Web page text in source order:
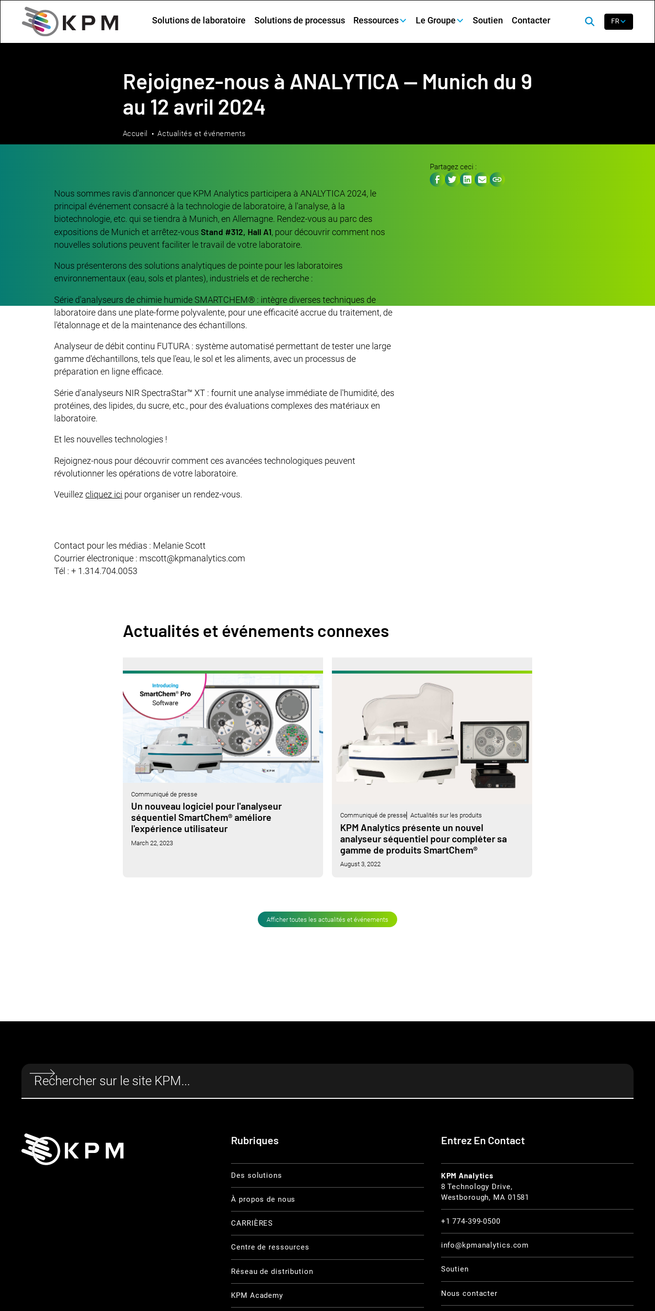
Solutions de laboratoire Solutions de processus Ressources Le Groupe Soutien Contacter FR
Rejoignez-nous à ANALYTICA — Munich du 9
au 12 avril 2024
Accueil Actualités et événements
Nous sommes ravis d'annoncer que KPM Analytics participera à ANALYTICA 2024, le
principal événement consacré à la technologie de laboratoire, à l'analyse, à la
biotechnologie, etc. qui se tiendra à Munich, en Allemagne. Rendez-vous au parc des
expositions de Munich et arrêtez-vousStand #312, Hall A1, pour découvrir comment nos
nouvelles solutions peuvent faciliter le travail de votre laboratoire.
Nous présenterons des solutions analytiques de pointe pour les laboratoires
environnementaux (eau, sols et plantes), industriels et de recherche :
Série d'analyseurs de chimie humide SMARTCHEM® : intègre diverses techniques de
laboratoire dans une plate-forme polyvalente, pour une efficacité accrue du traitement, de
l'étalonnage et de la maintenance des échantillons.
Analyseur de débit continu FUTURA : système automatisé permettant de tester une large
gamme d'échantillons, tels que l'eau, le sol et les aliments, avec un processus de
préparation en ligne efficace.
Série d'analyseurs NIR SpectraStar™ XT : fournit une analyse immédiate de l'humidité, des
protéines, des lipides, du sucre, etc., pour des évaluations complexes des matériaux en
laboratoire.
Et les nouvelles technologies !
Rejoignez-nous pour découvrir comment ces avancées technologiques peuvent
révolutionner les opérations de votre laboratoire.
Veuillezcliquez ici pour organiser un rendez-vous.
Contact pour les médias : Melanie Scott
Courrier électronique : mscott@kpmanalytics.com
Tél : + 1.314.704.0053
Partagez ceci :
Actualités et événements connexes
Communiqué de presse
Un nouveau logiciel pour l'analyseur
séquentiel SmartChem® améliore
l'expérience utilisateur
March 22, 2023
Communiqué de presse Actualités sur les produits
KPM Analytics présente un nouvel
analyseur séquentiel pour compléter sa
gamme de produits SmartChem®
August 3, 2022
Afficher toutes les actualités et événements
Rubriques
Des solutions
À propos de nous
CARRIÈRES
Centre de ressources
Réseau de distribution
KPM Academy
Entrez En Contact
KPM Analytics
8 Technology Drive,
Westborough, MA 01581
+1 774-399-0500
info@kpmanalytics.com
Soutien
Nous contacter